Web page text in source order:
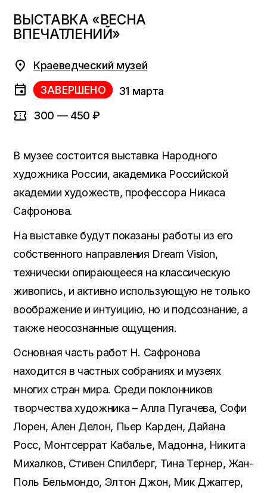
ВЫСТАВКА «ВЕСНА
ВПЕЧАТЛЕНИЙ»
Краеведческий музей
ЗАВЕРШЕНО
31 марта
300 — 450 ₽
В музее состоится выставка Народного
художника России, академика Российской
академии художеств, профессора Никаса
Сафронова.
На выставке будут показаны работы из его
собственного направления Dream Vision,
технически опирающееся на классическую
живопись, и активно использующую не только
воображение и интуицию, но и подсознание, а
также неосознанные ощущения.
Основная часть работ Н. Сафронова
находится в частных собраниях и музеях
многих стран мира. Среди поклонников
творчества художника – Алла Пугачева, Софи
Лорен, Ален Делон, Пьер Карден, Дайана
Росс, Монтсеррат Кабалье, Мадонна, Никита
Михалков, Стивен Спилберг, Тина Тернер, Жан-
Поль Бельмондо, Элтон Джон, Мик Джаггер,